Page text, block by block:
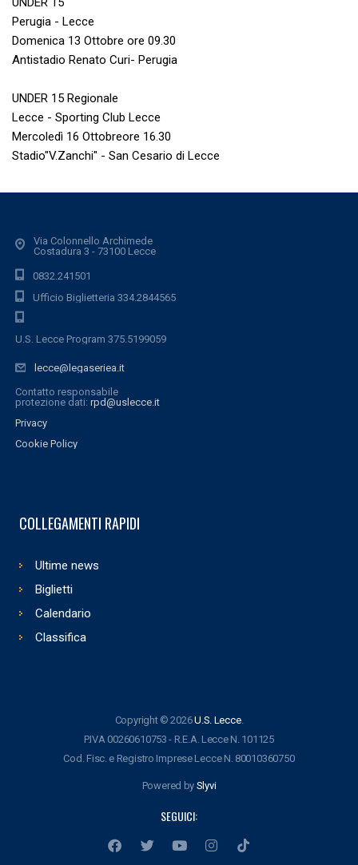
Perugia - Lecce
Domenica 13 Ottobre ore 09.30
Antistadio Renato Curi- Perugia
UNDER 15 Regionale
Lecce - Sporting Club Lecce
Mercoledì 16 Ottobreore 16.30
Stadio"V.Zanchi" - San Cesario di Lecce
Via Colonnello Archimede
Costadura 3 - 73100 Lecce
0832.241501
Ufficio Biglietteria 334.2844565
U.S. Lecce Program 375.5199059
lecce@legaseriea.it
Contatto responsabile
protezione dati: rpd@uslecce.it
Privacy
Cookie Policy
COLLEGAMENTI RAPIDI
Ultime news
Biglietti
Calendario
Classifica
Copyright © 2026U.S. Lecce.
P.IVA 00260610753 - R.E.A. Lecce N. 101125
Cod. Fisc. e Registro Imprese Lecce N. 80010360750
Powered by Slyvi
SEGUICI: